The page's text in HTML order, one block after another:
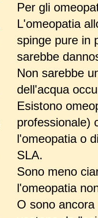
Per gli
L'omeopatia
spinge pure in
sarebbe
Non sarebbe
dell'acqua
Esistono
professionale)
l'omeopatia o
SLA.
Sono meno
l'omeopatia
O sono